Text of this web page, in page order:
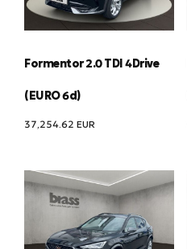
Formentor 2.0 TDI 4Drive
(EURO 6d)
37,254.62 EUR